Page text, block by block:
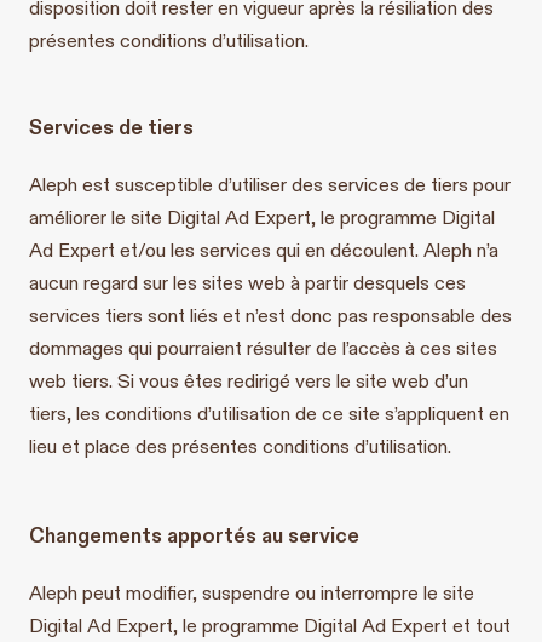
disposition doit rester en vigueur après la résiliation des
présentes conditions d’utilisation.
Services de tiers
Aleph est susceptible d’utiliser des services de tiers pour
améliorer le site Digital Ad Expert, le programme Digital
Ad Expert et/ou les services qui en découlent. Aleph n’a
aucun regard sur les sites web à partir desquels ces
services tiers sont liés et n’est donc pas responsable des
dommages qui pourraient résulter de l’accès à ces sites
web tiers. Si vous êtes redirigé vers le site web d’un
tiers, les conditions d’utilisation de ce site s’appliquent en
lieu et place des présentes conditions d’utilisation.
Changements apportés au service
Aleph peut modifier, suspendre ou interrompre le site
Digital Ad Expert, le programme Digital Ad Expert et tout